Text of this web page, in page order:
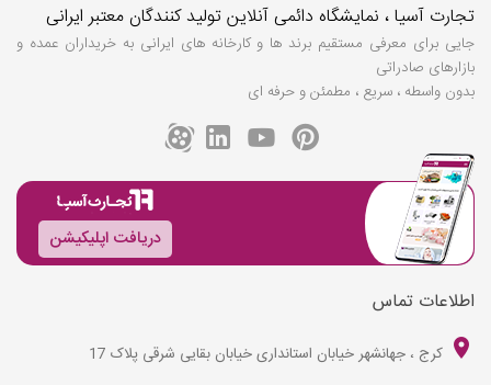
تجارت آسیا ، نمایشگاه دائمی آنلاین تولید کنندگان معتبر ایرانی
جایی برای معرفی مستقیم برند ها و کارخانه های ایرانی به خریداران عمده و
بازارهای صادراتی
بدون واسطه ، سریع ، مطمئن و حرفه ای
دریافت اپلیکیشن
اطلاعات تماس
کرج ، جهانشهر خیابان استانداری خیابان بقایی شرقی پلاک 17